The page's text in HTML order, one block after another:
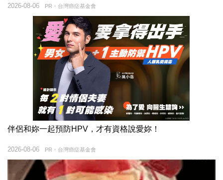
PR・台灣癌症基金會
2026-08-06
伴侶和妳一起預防HPV，才有資格說愛妳！
PR・台灣癌症基金會
2026-08-06